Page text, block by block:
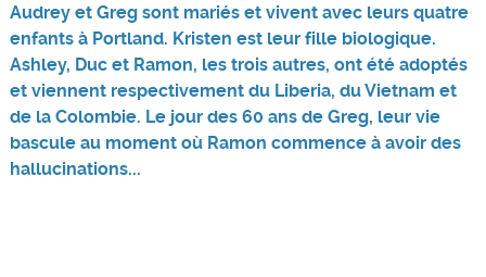
Audrey et Greg sont mariés et vivent avec leurs quatre
enfants à Portland. Kristen est leur fille biologique.
Ashley, Duc et Ramon, les trois autres, ont été adoptés
et viennent respectivement du Liberia, du Vietnam et
de la Colombie. Le jour des 60 ans de Greg, leur vie
bascule au moment où Ramon commence à avoir des
hallucinations...